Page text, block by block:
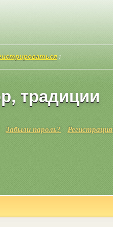
]
традиции
Забыли пароль? Регистрация